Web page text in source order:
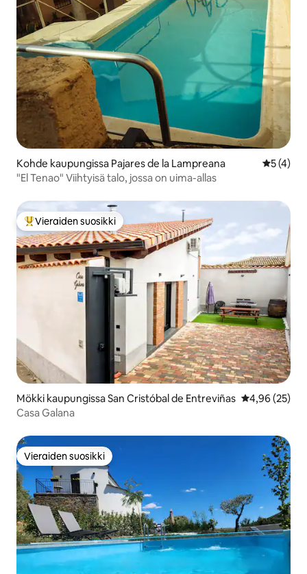
Kohde kaupungissa Pajares de la Lampreana
5 (4)
"El Tenao" Viihtyisä talo, jossa on uima-allas
Vieraiden suosikkien parhaimmistoa
Vieraiden suosikki
Mökki kaupungissa San Cristóbal de Entreviñas
4,96 (25)
Casa Galana
Vieraiden suosikki
Vieraiden suosikki